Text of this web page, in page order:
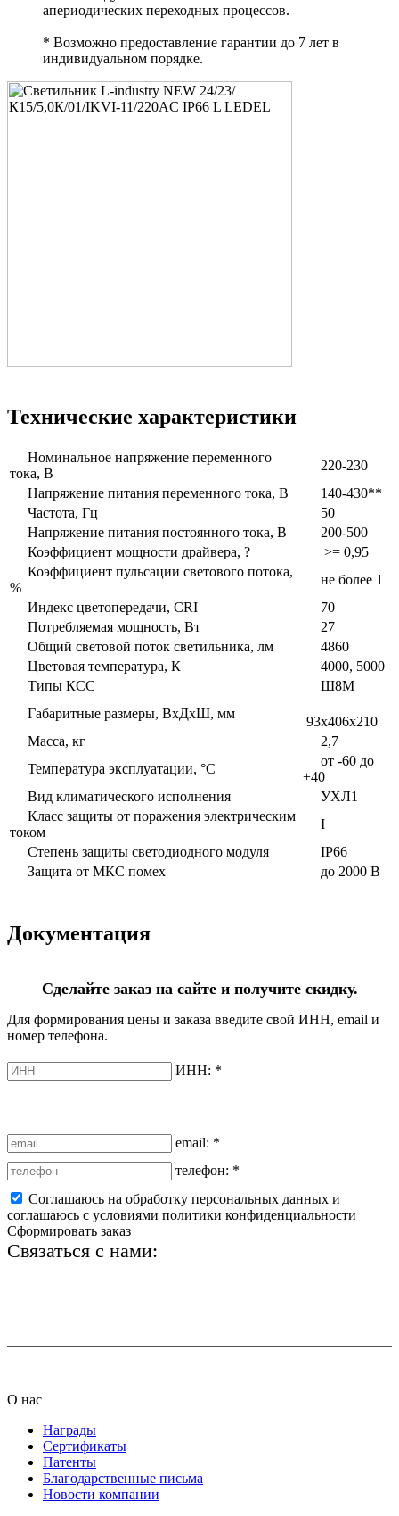
апериодических переходных процессов.
* Возможно предоставление гарантии до 7 лет в
индивидуальном порядке.
Технические характеристики
Номинальное напряжение переменного
тока, В
220-230
Напряжение питания переменного тока, В
140-430**
Частота, Гц
50
Напряжение питания постоянного тока, В
200-500
Коэффициент мощности драйвера, ?
>= 0,95
Коэффициент пульсации светового потока,
%
не более 1
Индекс цветопередачи, CRI
70
Потребляемая мощность, Вт
27
Общий световой поток светильника, лм
4860
Цветовая температура, К
4000, 5000
Типы КСС
Ш8М
Габаритные размеры, ВxДxШ, мм
93x406x210
Масса, кг
2,7
Температура эксплуатации, °С
от -60 до
+40
Вид климатического исполнения
УХЛ1
Класс защиты от поражения электрическим
током
I
Степень защиты светодиодного модуля
IP66
Защита от МКС помех
до 2000 В
Документация
Сделайте заказ на сайте и получите скидку.
Для формирования цены и заказа введите свой ИНН, email и
номер телефона.
ИНН: *
email: *
телефон: *
Соглашаюсь на обработку персональных данных и
соглашаюсь с условиями политики конфиденциальности
Сформировать заказ
Связаться с нами:
О нас
Награды
Сертификаты
Патенты
Благодарственные письма
Новости компании